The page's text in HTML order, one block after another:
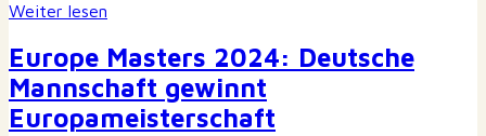
Weiter lesen
Europe Masters 2024: Deutsche
Mannschaft gewinnt
Europameisterschaft